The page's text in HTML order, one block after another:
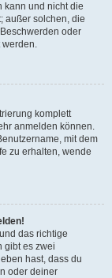
kann und nicht die
außer solchen, die
oder
werden.
komplett
anmelden können.
mit dem
zu erhalten, wende
das richtige
gibt es zwei
hast, dass du
oder deiner